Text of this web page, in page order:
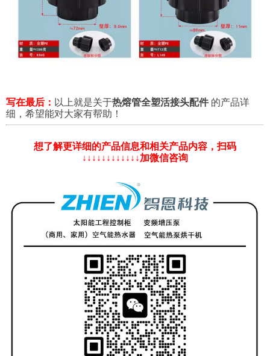
写在最后： 以上就是关于热熔管全塑活接头配件的产品详
细，希望能对大家有帮助！
想了解更详细的产品信息和相关产品内容，扫码
↓↓↓↓↓↓↓↓↓↓↓↓加微信咨询